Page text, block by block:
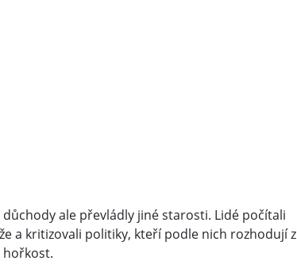
ale převládly jiné starosti. Lidé počítali
a kritizovali politiky, kteří podle nich rozhodují z
hořkost.